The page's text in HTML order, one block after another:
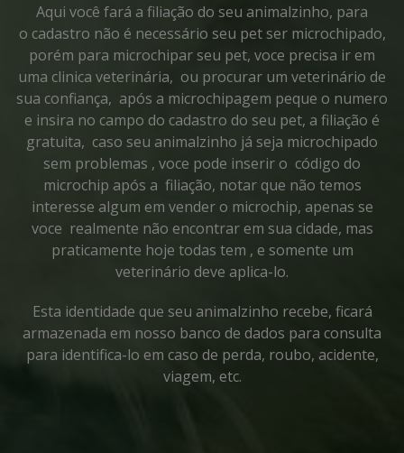
Aqui você fará a filiação do seu animalzinho, para
o cadastro não é necessário seu pet ser microchipado,
porém para microchipar seu pet, voce precisa ir em
uma clinica veterinária, ou procurar um veterinário de
sua confiança, após a microchipagem peque o numero
e insira no campo do cadastro do seu pet, a filiação é
gratuita, caso seu animalzinho já seja microchipado
sem problemas , voce pode inserir o código do
microchip após a filiação, notar que não temos
interesse algum em vender o microchip, apenas se
voce realmente não encontrar em sua cidade, mas
praticamente hoje todas tem , e somente um
veterinário deve aplica-lo.
Esta identidade que seu animalzinho recebe, ficará
armazenada em nosso banco de dados para consulta
para identifica-lo em caso de perda, roubo, acidente,
viagem, etc.